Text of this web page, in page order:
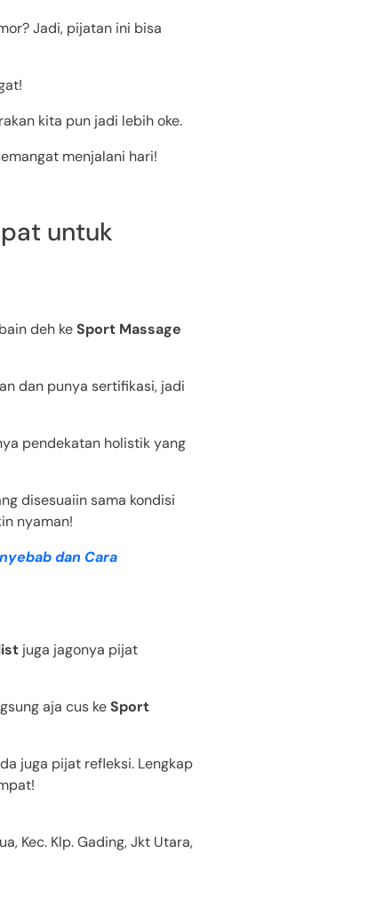
Jadi, pijatan ini bisa
kita pun jadi lebih oke.
menjalani hari!
untuk
deh keSport Massage
dan punya sertifikasi, jadi
pendekatan holistik yang
disesuaiin sama kondisi
nyaman!
dan Cara
juga jagonya pijat
aja cus keSport
juga pijat refleksi. Lengkap
Kec. Klp. Gading, Jkt Utara,